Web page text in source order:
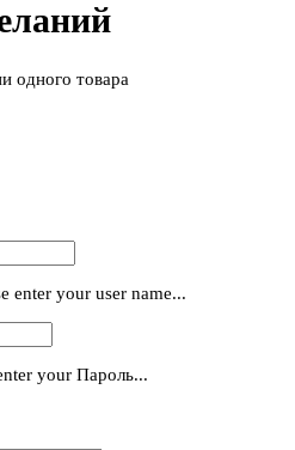
одного товара
enter your user name...
your Пароль...